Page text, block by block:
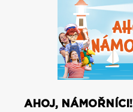
AHOJ, NÁMOŘNÍCI!